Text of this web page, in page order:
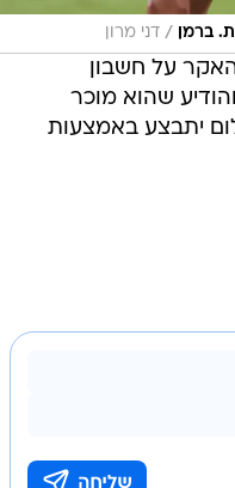
ברמן / דני מרון
על חשבון
שהוא מוכר
יתבצע באמצעות